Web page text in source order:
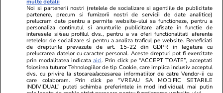
Unica.ro
Program TV
Avantaje
Gazeta Sporturilor
Stiri mondene
Calculator sarcina
Ajută Copiii
Imobiliare.ro
Jobradar24
Imoradar24
Colecții Libertatea
Pariază responsabil! Decizia ONJN nr. 821/25.09.2025.
Jocurile de noroc sunt interzise minorilor.
multe detalii
Noi si partenerii nostri (retelele de socializare si agentiile de publicitate
partenere, precum si furnizorii nostri de servicii de date analitice)
prelucram date pentru a permite website-ului sa functioneze, pentru a
personaliza continutul si anunturile publicitare afisate in functie de
interesele si/sau profilul dvs., pentru a va oferi functionalitati aferente
retelelor de socializare si pentru a analiza traficul pe website. Beneficiati
de drepturile prevazute de art. 15-22 din GDPR in legatura cu
prelucrarea datelor cu caracter personal. Aceste drepturi pot fi exercitate
prin modalitatea indicataaici. Prin click pe “ACCEPT TOATE”, acceptati
folosirea tuturor Tehnologiilor de tip Cookie, care implica inclusiv acceptul
dvs. cu privire la stocarea/accesarea informatiilor de catre Vendor-ii cu
care colaboram. Prin click pe “VREAU SA MODIFIC SETARILE
INDIVIDUAL” puteti schimba preferintele in mod individual, mai putin